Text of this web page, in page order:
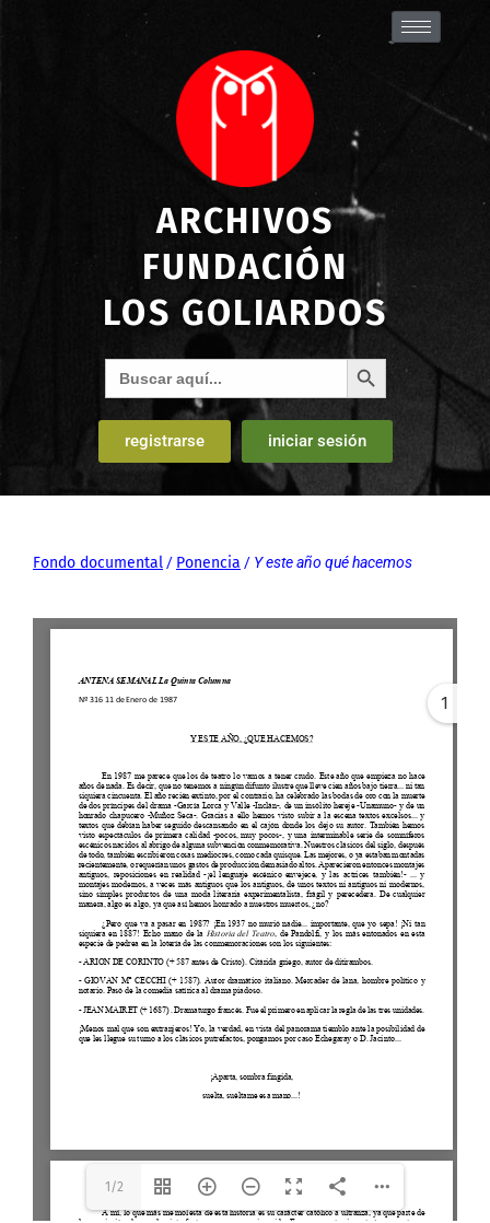
ARCHIVOS
FUNDACIÓN
LOS GOLIARDOS
Buscar: Botón de búsqueda
registrarse iniciar sesión
Fondo documental/ Ponencia / Y este año qué hacemos
1
1/2
Error: Cannot access file!
https://archivos-
fundacionlosgoliardos.com
/wp-
content/uploads/2021/07/
02-Y-este-ano-que-
hacemos.pdf
The API version "2.12.313"
does not match the Worker
version "2.5.207".